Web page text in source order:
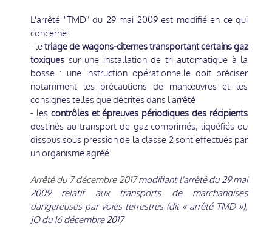
L'arrêté "TMD" du 29 mai 2009 est modifié en ce qui
concerne :
- letriage de wagons-citernes transportant certains gaz
toxiques sur une installation de tri automatique à la
bosse : une instruction opérationnelle doit préciser
notamment les précautions de manœuvres et les
consignes telles que décrites dans l'arrêté
- les contrôles et épreuves périodiques des récipients
destinés au transport de gaz comprimés, liquéfiés ou
dissous sous pression de la classe 2 sont effectués par
un organisme agréé.
Arrêté du 7 décembre 2017modifiant l'arrêté du 29 mai
2009 relatif aux transports de marchandises
dangereuses par voies terrestres (dit « arrêté TMD »),
JO du 16 décembre 2017